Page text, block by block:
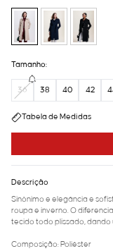
Tamanho:
36 38 40 42
Tabela de Medidas
Descrição
Sinônimo e elegância e
roupa e inverno. O
tecido todo plissado, dando
Composição: Poliéster